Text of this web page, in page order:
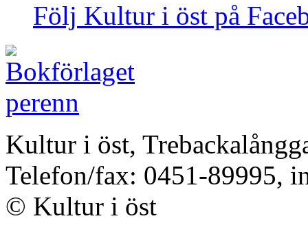
Följ Kultur i öst på
Kultur i öst,
Telefon/fax: 0451-89995,
© Kultur i öst